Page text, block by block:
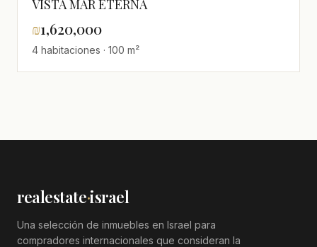
VISTA MAR ETERNA
₪1,620,000
4 habitaciones · 100 m²
realestate·israel
Una selección de inmuebles en Israel para
compradores internacionales que consideran la